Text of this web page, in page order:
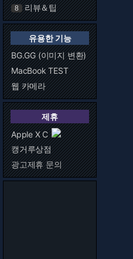
8 리뷰＆팁
유용한 기능
BG.GG (이미지 변환)
MacBook TEST
웹 카메라
제휴
Apple X C
캥거루상점
광고제휴 문의